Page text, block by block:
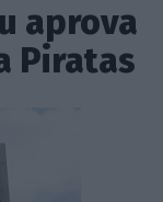
aprova
Piratas